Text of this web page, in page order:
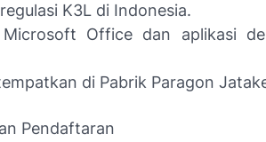
K3L di Indonesia.
Microsoft Office dan aplikasi
di Pabrik Paragon
Pendaftaran